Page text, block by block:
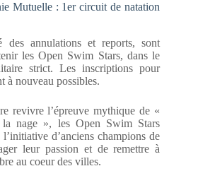
Mutuelle : 1er circuit de natation
des annulations et reports, sont
les Open Swim Stars, dans le
strict. Les inscriptions pour
à nouveau possibles.
revivre l’épreuve mythique de «
nage », les Open Swim Stars
d’anciens champions de
leur passion et de remettre à
au coeur des villes.